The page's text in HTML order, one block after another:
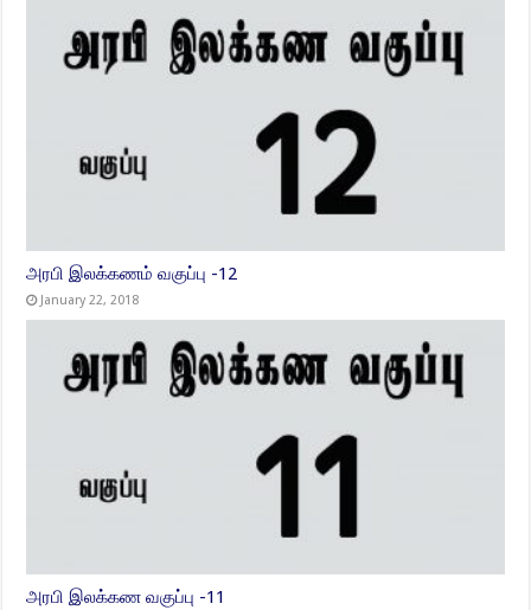
அரபி இலக்கணம் வகுப்பு -12
January 22, 2018
அரபி இலக்கண வகுப்பு -11